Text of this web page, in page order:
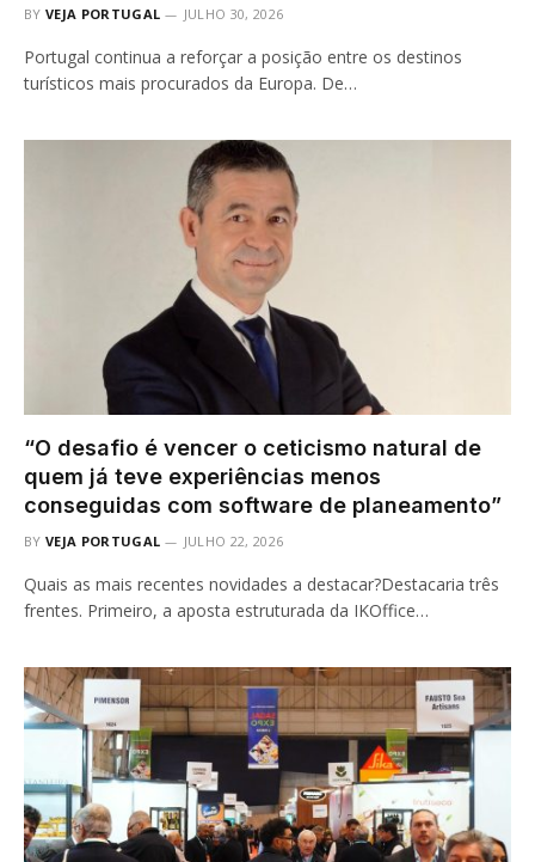
BY VEJA PORTUGAL JULHO 30, 2026
Portugal continua a reforçar a posição entre os destinos
turísticos mais procurados da Europa. De…
“O desafio é vencer o ceticismo natural de
quem já teve experiências menos
conseguidas com software de planeamento”
BY VEJA PORTUGAL JULHO 22, 2026
Quais as mais recentes novidades a destacar?Destacaria três
frentes. Primeiro, a aposta estruturada da IKOffice…